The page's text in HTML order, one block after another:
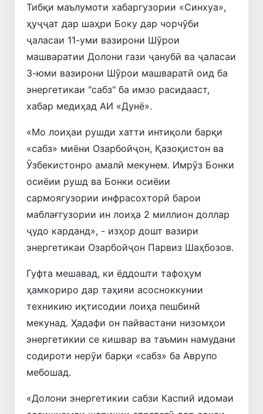
Тибқи маълумоти хабаргузории «Синхуа»,
ҳуҷҷат дар шаҳри Боку дар чорчӯби
ҷаласаи 11-уми вазирони Шӯрои
машваратии Долони гази ҷанубӣ ва ҷаласаи
3-юми вазирони Шӯрои машваратӣ оид ба
энергетикаи "сабз" ба имзо расидааст,
хабар медиҳад АИ «Дунё».
«Мо лоиҳаи рушди хатти интиқоли барқи
«сабз» миёни Озарбойҷон, Қазоқистон ва
Ӯзбекистонро амалӣ мекунем. Имрӯз Бонки
осиёии рушд ва Бонки осиёии
сармоягузории инфрасохторӣ барои
маблағгузории ин лоиҳа 2 миллион доллар
ҷудо карданд», - изҳор дошт вазири
энергетикаи Озарбойҷон Парвиз Шаҳбозов.
Гуфта мешавад, ки ёддошти тафоҳум
ҳамкориро дар таҳияи асосноккунии
техникию иқтисодии лоиҳа пешбинӣ
мекунад. Ҳадафи он пайвастани низомҳои
энергетикии се кишвар ва таъмин намудани
содироти нерӯи барқи «сабз» ба Аврупо
мебошад.
«Долони энергетикии сабзи Каспий идомаи